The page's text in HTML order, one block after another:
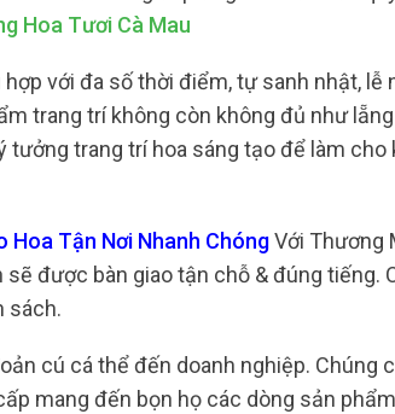
Hoa Tươi Cà Mau
với đa số thời điểm, tự sanh nhật, lễ
trang trí không còn không đủ như lẵng
tưởng trang trí hoa sáng tạo để làm cho
Hoa Tận Nơi Nhanh ChóngVới Thương
được bàn giao tận chỗ & đúng tiếng.
sách.
cú cá thể đến doanh nghiệp. Chúng
mang đến bọn họ các dòng sản